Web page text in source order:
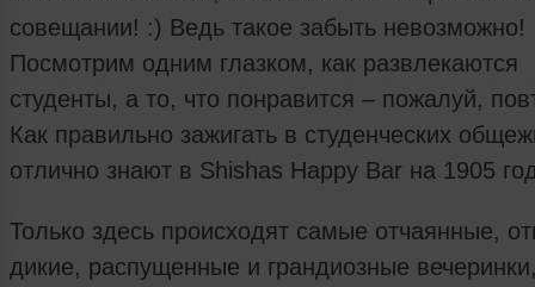
совещании! :) Ведь такое забыть невозможно!
Посмотрим одним глазком, как развлекаются
студенты, а то, что понравится – пожалуй,
Как правильно зажигать в студенческих
отлично знают в Shishas Happy Bar на 1905
Только здесь происходят самые отчаянные,
дикие, распущенные и грандиозные